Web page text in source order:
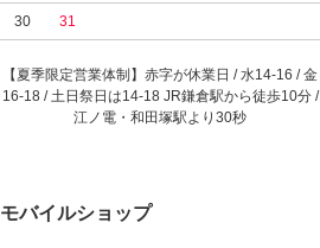
30 31
【夏季限定営業体制】赤字が休業日 / 水14-16 / 金
16-18 / 土日祭日は14-18 JR鎌倉駅から徒歩10分 /
江ノ電・和田塚駅より30秒
モバイルショップ